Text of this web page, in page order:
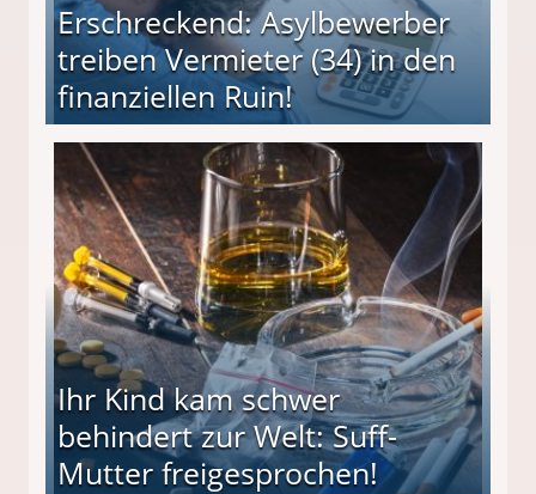
Erschreckend: Asylbewerber
treiben Vermieter (34) in den
finanziellen Ruin!
(34) in den finanziellen Ruin!
Ihr Kind kam schwer
behindert zur Welt: Suff-
Mutter freigesprochen!